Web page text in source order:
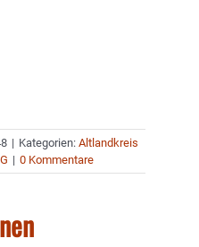
| Kategorien: Altlandkreis
| 0 Kommentare